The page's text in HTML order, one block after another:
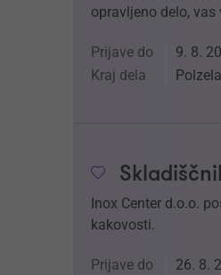
opravljeno delo,
Prijave do 9. 8.
Kraj dela Polzela
Inox Center d.o.o.
kakovosti.
Prijave do 26. 8.